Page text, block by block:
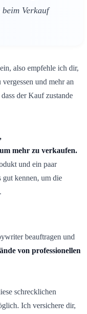
Verkauf
also empfehle ich dir,
und mehr an
der Kauf zustande
mehr zu verkaufen.
und ein paar
gut kennen, um die
beauftragen und
von professionellen
schrecklichen
Ich versichere dir,